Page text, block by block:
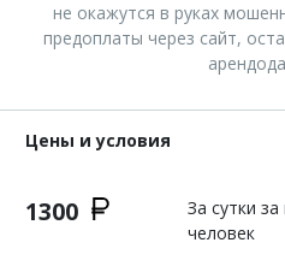
не окажутся в руках
предоплаты через сайт,
Цены и условия
1300
За сутки
человек